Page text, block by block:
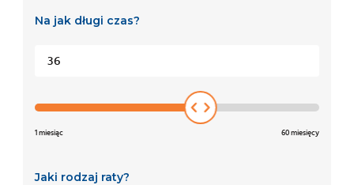
Na jak długi czas?
1 miesiąc 60 miesięcy
36
Jaki rodzaj raty?